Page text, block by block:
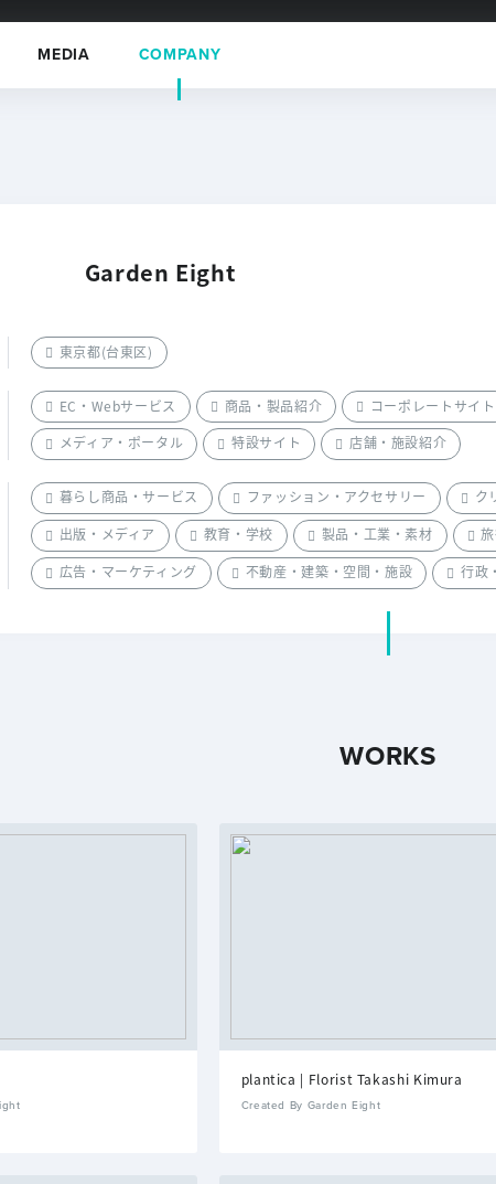
MEDIA COMPANY
Garden Eight
東京都(台東区)
EC・Webサービス 商品・製品紹介 コーポレートサイト
メディア・ポータル
特設サイト 店舗・施設紹介
暮らし商品・サービス ファッション・アクセサリー ク
出版・メディア
教育・学校 製品・工業・素材
広告・マーケティング
不動産・建築・空間・施設 行政
WORKS
plantica | Florist Takashi Kimura
Created By Garden Eight